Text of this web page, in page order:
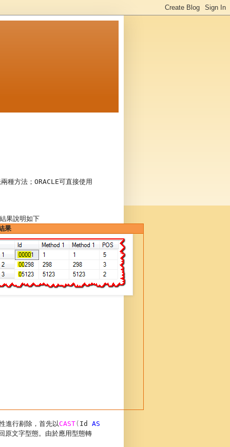
種方法； ORACLE可直接使用
果說明如下
果
進行剔除，首先以CAST( Id AS
原文字型態。由於應用型態轉